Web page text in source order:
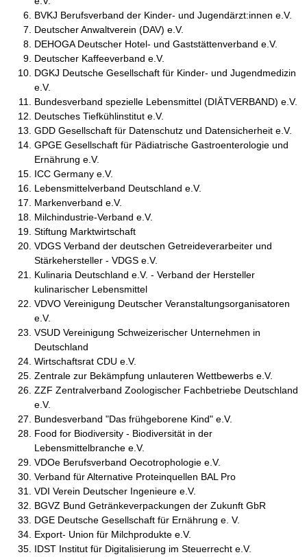
BVKJ Berufsverband der Kinder- und Jugendärzt:innen e.V.
Deutscher Anwaltverein (DAV) e.V.
DEHOGA Deutscher Hotel- und Gaststättenverband e.V.
Deutscher Kaffeeverband e.V.
DGKJ Deutsche Gesellschaft für Kinder- und Jugendmedizin
e.V.
Bundesverband spezielle Lebensmittel (DIÄTVERBAND) e.V.
Deutsches Tiefkühlinstitut e.V.
GDD Gesellschaft für Datenschutz und Datensicherheit e.V.
GPGE Gesellschaft für Pädiatrische Gastroenterologie und
Ernährung e.V.
ICC Germany e.V.
Lebensmittelverband Deutschland e.V.
Markenverband e.V.
Milchindustrie-Verband e.V.
Stiftung Marktwirtschaft
VDGS Verband der deutschen Getreideverarbeiter und
Stärkehersteller - VDGS e.V.
Kulinaria Deutschland e.V. - Verband der Hersteller
kulinarischer Lebensmittel
VDVO Vereinigung Deutscher Veranstaltungsorganisatoren
e.V.
VSUD Vereinigung Schweizerischer Unternehmen in
Deutschland
Wirtschaftsrat CDU e.V.
Zentrale zur Bekämpfung unlauteren Wettbewerbs e.V.
ZZF Zentralverband Zoologischer Fachbetriebe Deutschland
e.V.
Bundesverband "Das frühgeborene Kind" e.V.
Food for Biodiversity - Biodiversität in der
Lebensmittelbranche e.V.
VDOe Berufsverband Oecotrophologie e.V.
Verband für Alternative Proteinquellen BAL Pro
VDI Verein Deutscher Ingenieure e.V.
BGVZ Bund Getränkeverpackungen der Zukunft GbR
DGE Deutsche Gesellschaft für Ernährung e. V.
Export- Union für Milchprodukte e.V.
IDST Institut für Digitalisierung im Steuerrecht e.V.